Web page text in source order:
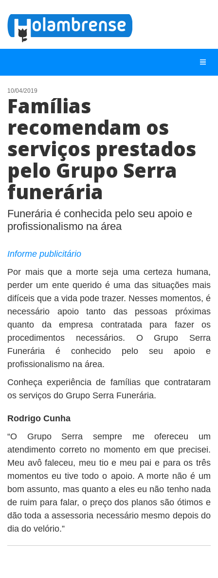
NOTÍCIAS
LISTA DIGITAL
TELEFONES ÚTEIS
ANUNCIE
10/04/2019
Famílias
recomendam os
serviços prestados
pelo Grupo Serra
funerária
Funerária é conhecida pelo seu apoio e
profissionalismo na área
Informe publicitário
Por mais que a morte seja uma certeza humana,
perder um ente querido é uma das situações mais
difíceis que a vida pode trazer. Nesses momentos, é
necessário apoio tanto das pessoas próximas
quanto da empresa contratada para fazer os
procedimentos necessários. O Grupo Serra
Funerária é conhecido pelo seu apoio e
profissionalismo na área.
Conheça experiência de famílias que contrataram
os serviços do Grupo Serra Funerária.
Rodrigo Cunha
“O Grupo Serra sempre me ofereceu um
atendimento correto no momento em que precisei.
Meu avô faleceu, meu tio e meu pai e para os três
momentos eu tive todo o apoio. A morte não é um
bom assunto, mas quanto a eles eu não tenho nada
de ruim para falar, o preço dos planos são ótimos e
dão toda a assessoria necessário mesmo depois do
dia do velório.”